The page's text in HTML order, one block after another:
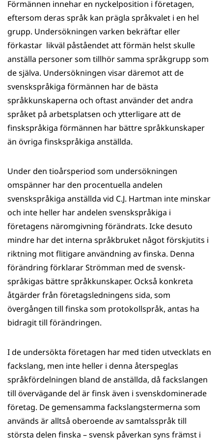
Förmännen innehar en nyckelposition i företagen,
eftersom deras språk kan prägla språkvalet i en hel
grupp. Undersökningen varken bekräftar eller
förkastar likväl påståendet att förmän helst skulle
anställa personer som tillhör samma språkgrupp som
de själva. Undersökningen visar däremot att de
svenskspråkiga förmännen har de bästa
språkkunskaperna och oftast använder det andra
språket på arbetsplatsen och ytterligare att de
finskspråkiga förmännen har bättre språkkunskaper
än övriga finskspråkiga anställda.
Under den tioårsperiod som undersökningen
omspänner har den procentuella andelen
svenskspråkiga anställda vid C.J. Hartman inte minskar
och inte heller har andelen svenskspråkiga i
företagens näromgivning förändrats. Icke desuto
mindre har det interna språkbruket något förskjutits i
riktning mot flitigare användning av finska. Denna
förändring förklarar Strömman med de svensk-
språkigas bättre språkkunskaper. Också konkreta
åtgärder från företagsledningens sida, som
övergången till finska som protokollspråk, antas ha
bidragit till förändringen.
I de undersökta företagen har med tiden utvecklats en
fackslang, men inte heller i denna återspeglas
språkfördelningen bland de anställda, då fackslangen
till övervägande del är finsk även i svenskdominerade
företag. De gemensamma fackslangstermerna som
används är alltså oberoende av samtalsspråk till
största delen finska – svensk påverkan syns främst i